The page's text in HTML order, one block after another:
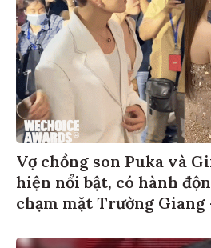
Vợ chồng son Puka và
hiện nổi bật, có hành
chạm mặt Trường Giang